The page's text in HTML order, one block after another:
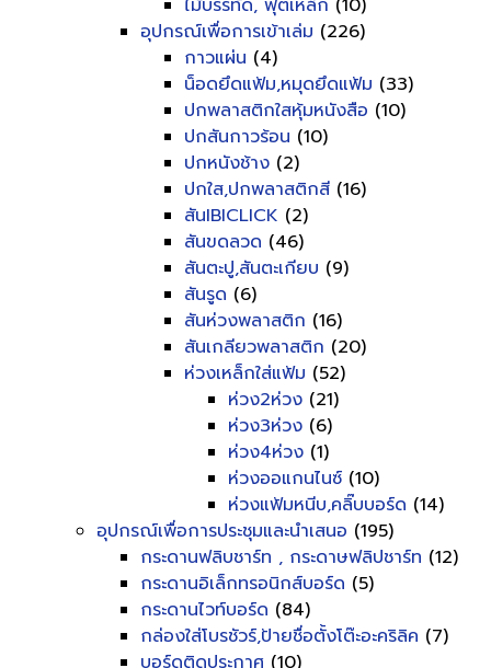
ไม้บรรทัด, ฟุตเหล็ก (10)
อุปกรณ์เพื่อการเข้าเล่ม (226)
กาวแผ่น (4)
น็อดยึดแฟ้ม,หมุดยึดแฟ้ม (33)
ปกพลาสติกใสหุ้มหนังสือ (10)
ปกสันกาวร้อน (10)
ปกหนังช้าง (2)
ปกใส,ปกพลาสติกสี (16)
สันIBICLICK (2)
สันขดลวด (46)
สันตะปู,สันตะเกียบ (9)
สันรูด (6)
สันห่วงพลาสติก (16)
สันเกลียวพลาสติก (20)
ห่วงเหล็กใส่แฟ้ม (52)
ห่วง2ห่วง (21)
ห่วง3ห่วง (6)
ห่วง4ห่วง (1)
ห่วงออแกนไนซ์ (10)
ห่วงแฟ้มหนีบ,คลิ๊บบอร์ด (14)
อุปกรณ์เพื่อการประชุมและนำเสนอ (195)
กระดานฟลิบชาร์ท , กระดาษฟลิปชาร์ท (12)
กระดานอิเล็กทรอนิกส์บอร์ด (5)
กระดานไวท์บอร์ด (84)
กล่องใส่โบรชัวร์,ป้ายชื่อตั้งโต๊ะอะคริลิค (7)
บอร์ดติดประกาศ (10)